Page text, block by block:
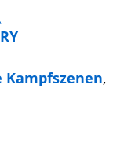
Kampfszenen,